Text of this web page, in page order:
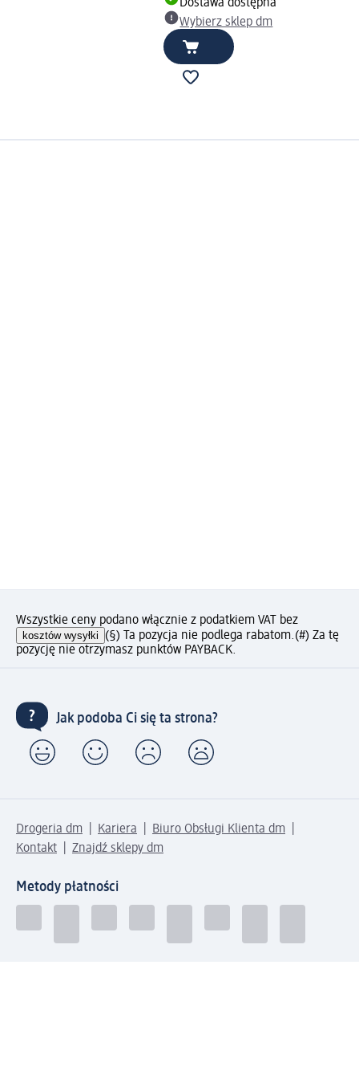
Dostawa dostępna
Wybierz sklep dm
Wszystkie ceny podano włącznie z podatkiem VAT bez
kosztów wysyłki (§) Ta pozycja nie podlega rabatom.(#) Za tę
pozycję nie otrzymasz punktów PAYBACK.
Jak podoba Ci się ta strona?
Drogeria dm Kariera
Biuro Obsługi Klienta dm
Kontakt
Znajdź sklepy dm
Metody płatności